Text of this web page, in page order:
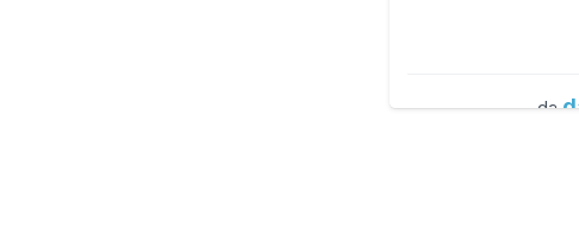
da